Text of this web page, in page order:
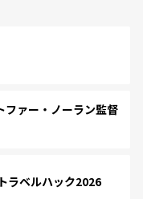
ァー・ノーラン監督
ラベルハック2026